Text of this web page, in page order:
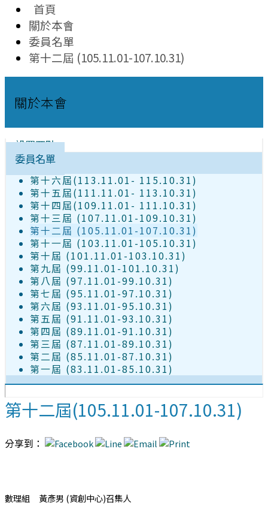
首頁
關於本會
委員名單
第十二屆 (105.11.01-107.10.31)
關於本會
設置要點
委員名單
第十六屆(113.11.01- 115.10.31)
第十五屆(111.11.01- 113.10.31)
第十四屆(109.11.01- 111.10.31)
第十三屆 (107.11.01-109.10.31)
第十二屆 (105.11.01-107.10.31)
第十一屆 (103.11.01-105.10.31)
第十屆 (101.11.01-103.10.31)
第九屆 (99.11.01-101.10.31)
第八屆 (97.11.01-99.10.31)
第七屆 (95.11.01-97.10.31)
第六屆 (93.11.01-95.10.31)
第五屆 (91.11.01-93.10.31)
第四屆 (89.11.01-91.10.31)
第三屆 (87.11.01-89.10.31)
第二屆 (85.11.01-87.10.31)
第一屆 (83.11.01-85.10.31)
第十二屆(105.11.01-107.10.31)
分享到：
數理組 黃彥男 (資創中心)召集人